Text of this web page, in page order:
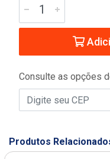
Consulte as opções
Produtos